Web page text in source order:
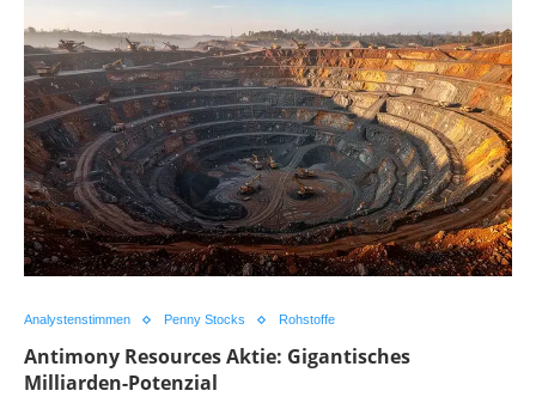
Analystenstimmen Penny Stocks Rohstoffe
Antimony Resources Aktie: Gigantisches
Milliarden-Potenzial